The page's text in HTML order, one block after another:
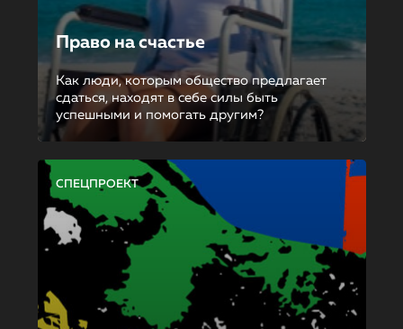
Право на счастье
Как люди, которым общество предлагает
сдаться, находят в себе силы быть
успешными и помогать другим?
СПЕЦПРОЕКТ